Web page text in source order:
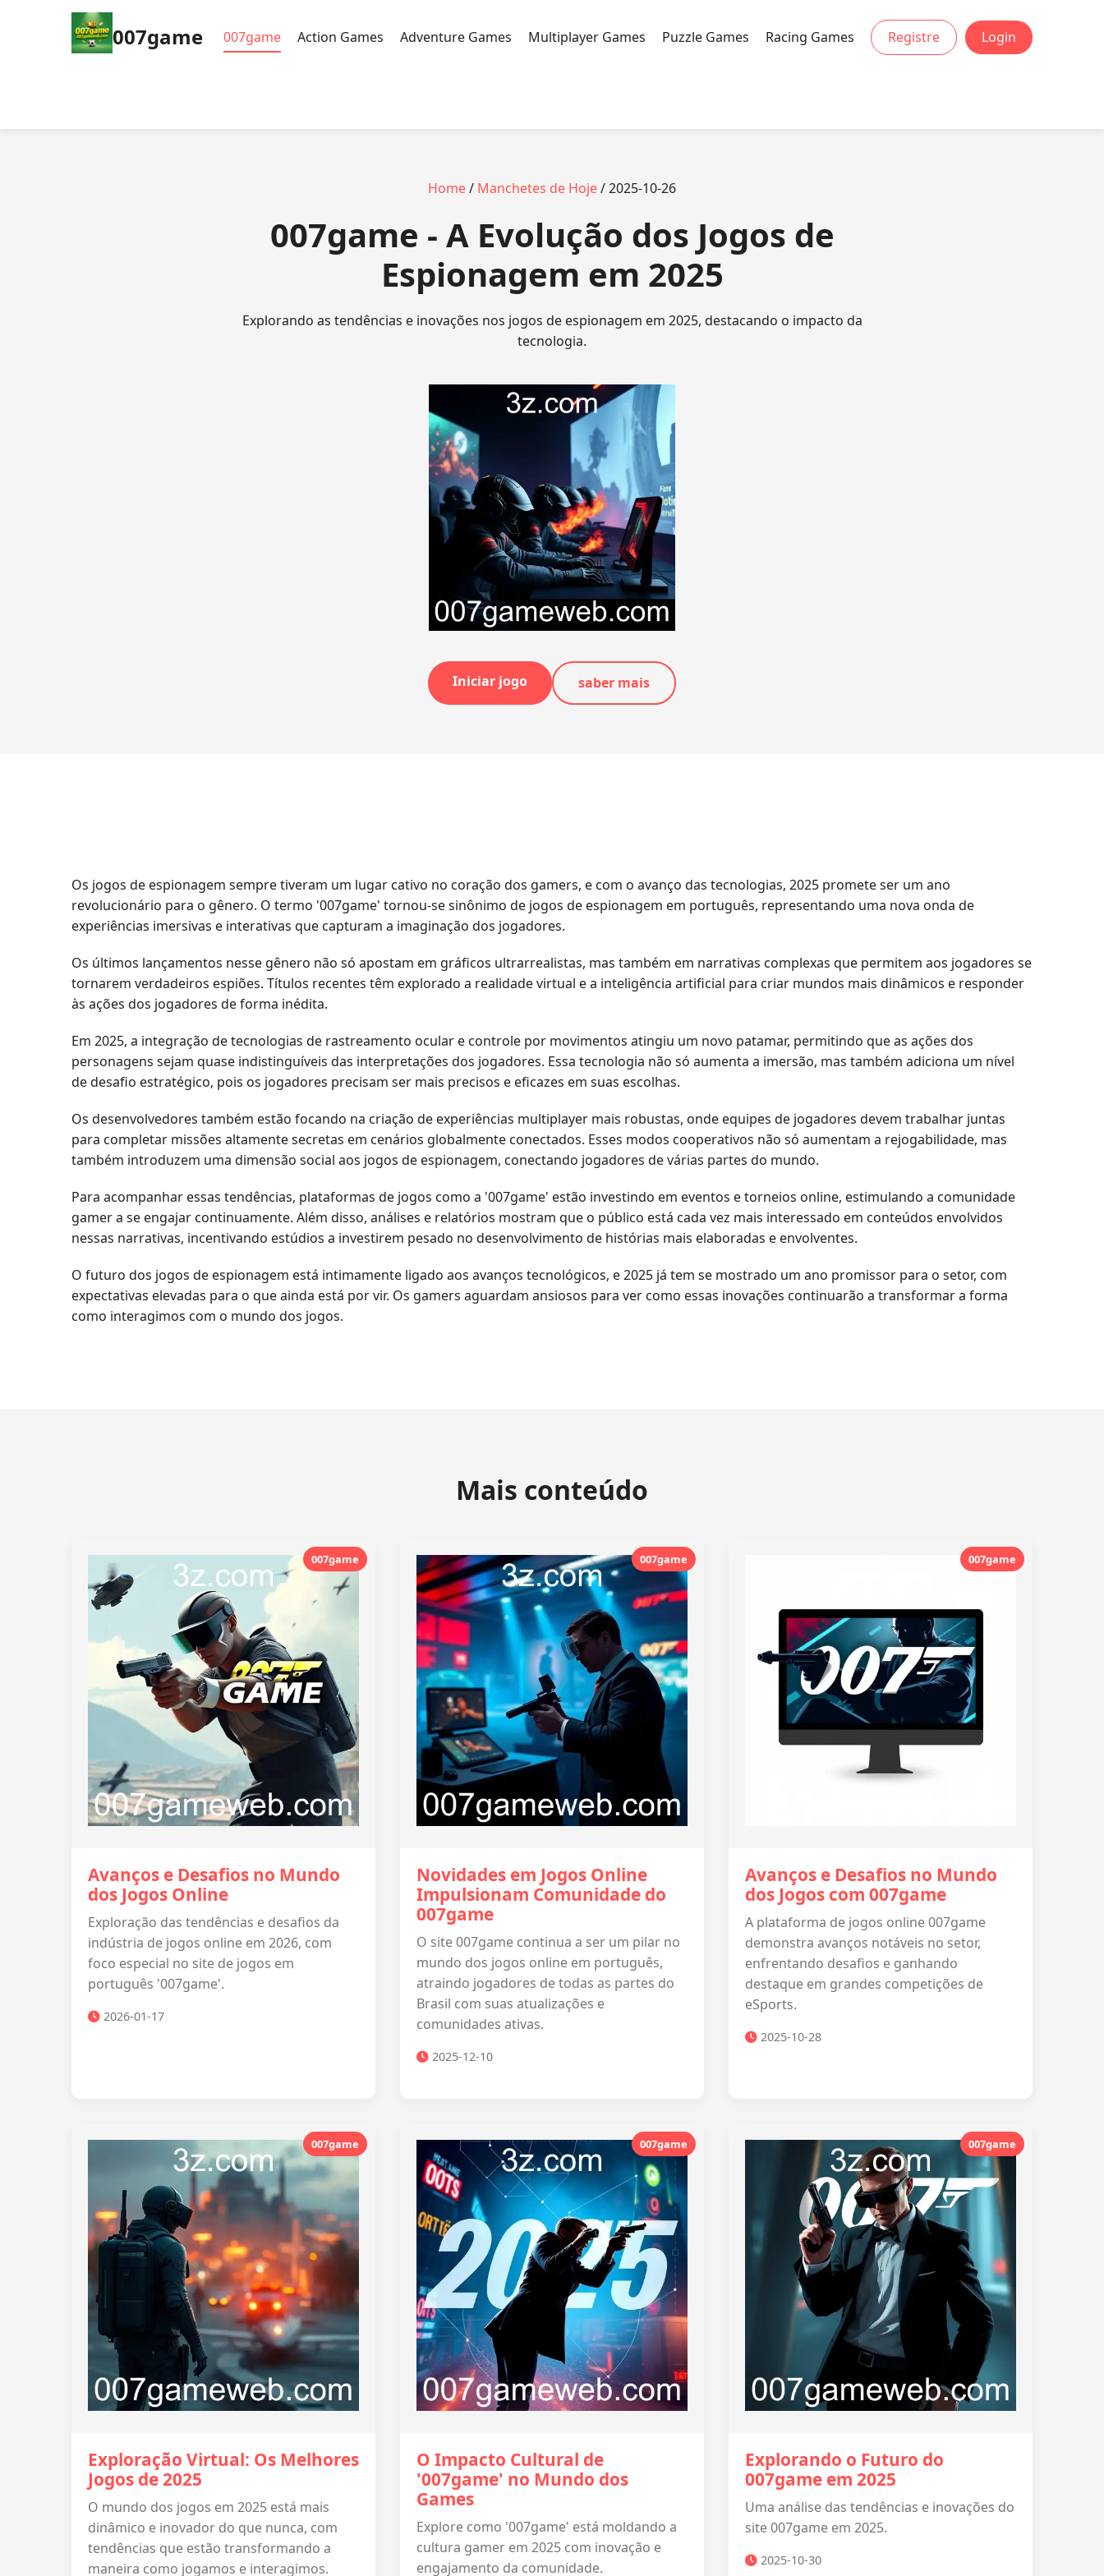
007game 007game Action Games Adventure Games Multiplayer Games Puzzle Games Racing Games Registre Login
Home/ Manchetes de Hoje/ 2025-10-26
007game - A Evolução dos Jogos de
Espionagem em 2025
Explorando as tendências e inovações nos jogos de espionagem em 2025, destacando o impacto da
tecnologia.
Iniciar jogo saber mais
Os jogos de espionagem sempre tiveram um lugar cativo no coração dos gamers, e com o avanço das tecnologias, 2025 promete ser um ano
revolucionário para o gênero. O termo '007game' tornou-se sinônimo de jogos de espionagem em português, representando uma nova onda de
experiências imersivas e interativas que capturam a imaginação dos jogadores.
Os últimos lançamentos nesse gênero não só apostam em gráficos ultrarrealistas, mas também em narrativas complexas que permitem aos jogadores se
tornarem verdadeiros espiões. Títulos recentes têm explorado a realidade virtual e a inteligência artificial para criar mundos mais dinâmicos e responder
às ações dos jogadores de forma inédita.
Em 2025, a integração de tecnologias de rastreamento ocular e controle por movimentos atingiu um novo patamar, permitindo que as ações dos
personagens sejam quase indistinguíveis das interpretações dos jogadores. Essa tecnologia não só aumenta a imersão, mas também adiciona um nível
de desafio estratégico, pois os jogadores precisam ser mais precisos e eficazes em suas escolhas.
Os desenvolvedores também estão focando na criação de experiências multiplayer mais robustas, onde equipes de jogadores devem trabalhar juntas
para completar missões altamente secretas em cenários globalmente conectados. Esses modos cooperativos não só aumentam a rejogabilidade, mas
também introduzem uma dimensão social aos jogos de espionagem, conectando jogadores de várias partes do mundo.
Para acompanhar essas tendências, plataformas de jogos como a '007game' estão investindo em eventos e torneios online, estimulando a comunidade
gamer a se engajar continuamente. Além disso, análises e relatórios mostram que o público está cada vez mais interessado em conteúdos envolvidos
nessas narrativas, incentivando estúdios a investirem pesado no desenvolvimento de histórias mais elaboradas e envolventes.
O futuro dos jogos de espionagem está intimamente ligado aos avanços tecnológicos, e 2025 já tem se mostrado um ano promissor para o setor, com
expectativas elevadas para o que ainda está por vir. Os gamers aguardam ansiosos para ver como essas inovações continuarão a transformar a forma
como interagimos com o mundo dos jogos.
Mais conteúdo
007game
Avanços e Desafios no Mundo
dos Jogos Online
Exploração das tendências e desafios da
indústria de jogos online em 2026, com
foco especial no site de jogos em
português '007game'.
2026-01-17
007game
Novidades em Jogos Online
Impulsionam Comunidade do
007game
O site 007game continua a ser um pilar no
mundo dos jogos online em português,
atraindo jogadores de todas as partes do
Brasil com suas atualizações e
comunidades ativas.
2025-12-10
007game
Avanços e Desafios no Mundo
dos Jogos com 007game
A plataforma de jogos online 007game
demonstra avanços notáveis no setor,
enfrentando desafios e ganhando
destaque em grandes competições de
eSports.
2025-10-28
007game
Exploração Virtual: Os Melhores
Jogos de 2025
O mundo dos jogos em 2025 está mais
dinâmico e inovador do que nunca, com
tendências que estão transformando a
maneira como jogamos e interagimos.
007game
O Impacto Cultural de
'007game' no Mundo dos
Games
Explore como '007game' está moldando a
cultura gamer em 2025 com inovação e
engajamento da comunidade.
007game
Explorando o Futuro do
007game em 2025
Uma análise das tendências e inovações do
site 007game em 2025.
2025-10-30